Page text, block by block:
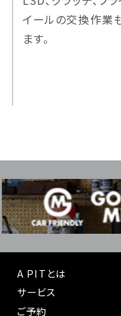
イールの交換作業
ます。
A PITとは
サービス
ご予約